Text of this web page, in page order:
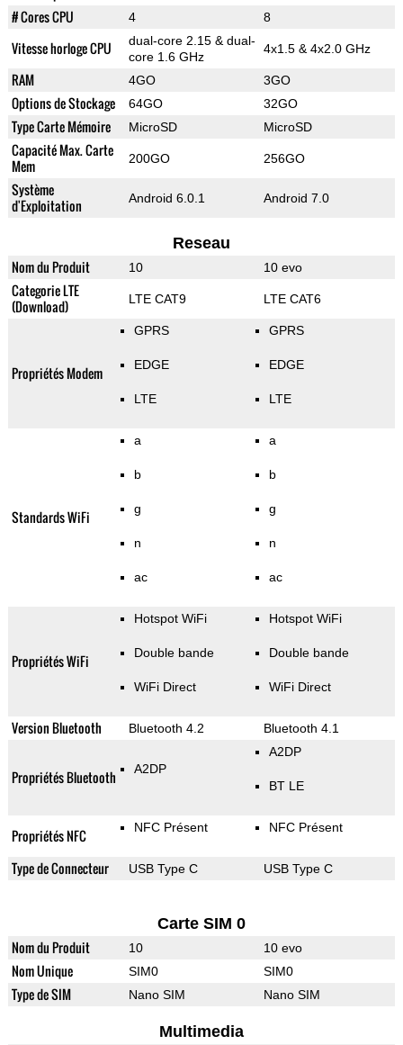
# Cores CPU 4 8
Vitesse horloge CPU
dual-core 2.15 & dual-
core 1.6 GHz
4x1.5 & 4x2.0 GHz
RAM 4GO 3GO
Options de Stockage 64GO 32GO
Type Carte Mémoire MicroSD MicroSD
Capacité Max. Carte
Mem
200GO 256GO
Système
d'Exploitation
Android 6.0.1 Android 7.0
Reseau
Nom du Produit 10 10 evo
Categorie LTE
(Download)
LTE CAT9 LTE CAT6
Propriétés Modem
GPRS
EDGE
LTE
GPRS
EDGE
LTE
Standards WiFi
a
b
g
n
ac
a
b
g
n
ac
Propriétés WiFi
Hotspot WiFi
Double bande
WiFi Direct
Hotspot WiFi
Double bande
WiFi Direct
Version Bluetooth Bluetooth 4.2 Bluetooth 4.1
Propriétés Bluetooth A2DP
A2DP
BT LE
Propriétés NFC NFC Présent NFC Présent
Type de Connecteur USB Type C USB Type C
Carte SIM 0
Nom du Produit 10 10 evo
Nom Unique SIM0 SIM0
Type de SIM Nano SIM Nano SIM
Multimedia